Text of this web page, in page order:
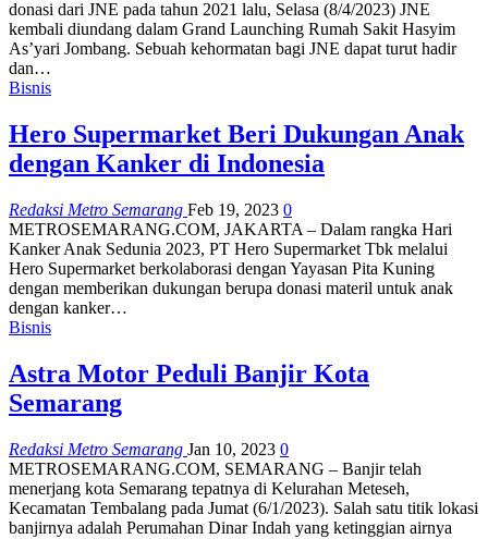
donasi dari JNE pada tahun 2021 lalu, Selasa (8/4/2023) JNE
kembali diundang dalam Grand Launching Rumah Sakit Hasyim
As’yari Jombang. Sebuah kehormatan bagi JNE dapat turut hadir
dan…
Bisnis
Hero Supermarket Beri Dukungan Anak
dengan Kanker di Indonesia
Redaksi Metro Semarang Feb 19, 2023 0
METROSEMARANG.COM, JAKARTA – Dalam rangka Hari
Kanker Anak Sedunia 2023, PT Hero Supermarket Tbk melalui
Hero Supermarket berkolaborasi dengan Yayasan Pita Kuning
dengan memberikan dukungan berupa donasi materil untuk anak
dengan kanker…
Bisnis
Astra Motor Peduli Banjir Kota
Semarang
Redaksi Metro Semarang Jan 10, 2023 0
METROSEMARANG.COM, SEMARANG – Banjir telah
menerjang kota Semarang tepatnya di Kelurahan Meteseh,
Kecamatan Tembalang pada Jumat (6/1/2023). Salah satu titik lokasi
banjirnya adalah Perumahan Dinar Indah yang ketinggian airnya